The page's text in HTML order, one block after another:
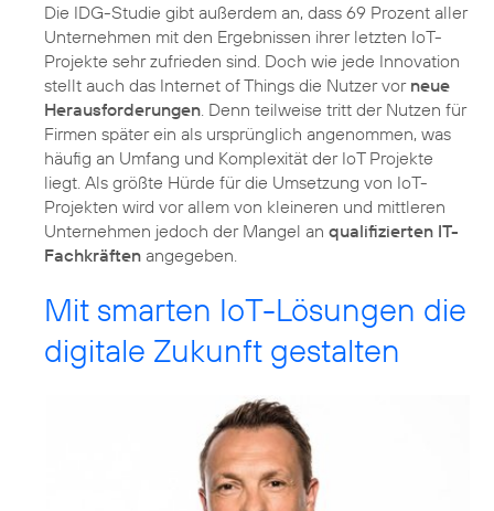
Die IDG-Studie gibt außerdem an, dass 69 Prozent aller
Unternehmen mit den Ergebnissen ihrer letzten IoT-
Projekte sehr zufrieden sind. Doch wie jede Innovation
stellt auch das Internet of Things die Nutzer vor neue
Herausforderungen. Denn teilweise tritt der Nutzen für
Firmen später ein als ursprünglich angenommen, was
häufig an Umfang und Komplexität der IoT Projekte
liegt. Als größte Hürde für die Umsetzung von IoT-
Projekten wird vor allem von kleineren und mittleren
Unternehmen jedoch der Mangel an qualifizierten IT-
Fachkräften angegeben.
Mit smarten IoT-Lösungen die
digitale Zukunft gestalten